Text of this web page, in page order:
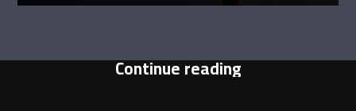
Continue reading